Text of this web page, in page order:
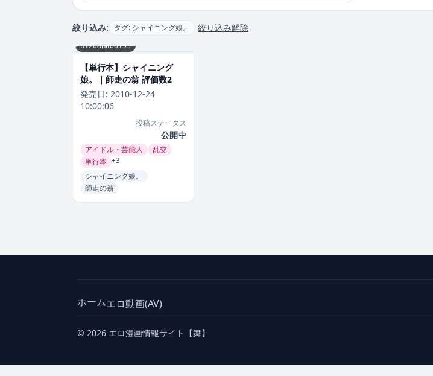
絞り込み: タグ: シャイニング娘。 絞り込み解除
b120ahit00195
【単行本】シャイニング
娘。｜師走の翁 評価数2
発売日: 2010-12-24
10:00:06
投稿ステータス
公開中
アイドル・芸能人
乱交
単行本 +3
シャイニング娘。
師走の翁
ホームエロ動画(AV)
© 2026 エロ漫画情報サイト【舞】